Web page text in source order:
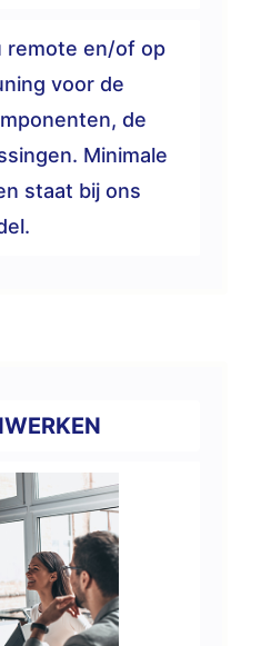
remote en/of op
voor de
de
Minimale
staat bij ons